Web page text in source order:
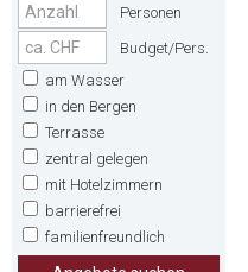
Personen
Budget/Pers.
am Wasser
in den Bergen
Terrasse
zentral gelegen
mit Hotelzimmern
barrierefrei
familienfreundlich